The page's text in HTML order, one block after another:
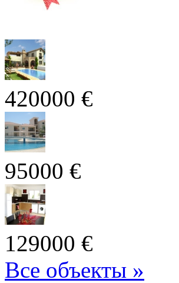
420000 €
95000 €
129000 €
Все объекты »